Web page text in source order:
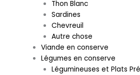
Thon Blanc
Sardines
Chevreuil
Autre chose
Viande en conserve
Légumes en conserve
Légumineuses et Plats